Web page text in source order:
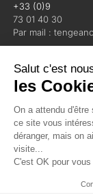
+33 (0)9
73 01 40 30
Par mail :
©
Salut c'est
les
On a attendu d'être
ce site vous
déranger, mais on
visite...
C'est OK pour vous